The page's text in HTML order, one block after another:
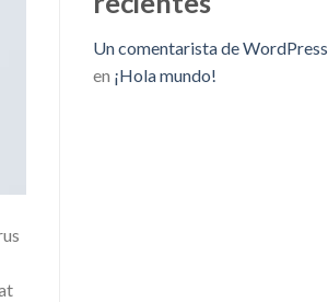
Un comentarista de WordPress
en ¡Hola mundo!